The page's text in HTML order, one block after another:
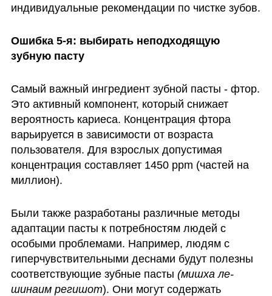
индивидуальные рекомендации по чистке зубов.
Ошибка 5-я: выбирать неподходящую
зубную пасту
Самый важный ингредиент зубной пасты - фтор.
Это активный компонент, который снижает
вероятность кариеса. Концентрация фтора
варьируется в зависимости от возраста
пользователя. Для взрослых допустимая
концентрация составляет 1450 ppm (частей на
миллион).
Были также разработаны различные методы
адаптации пасты к потребностям людей с
особыми проблемами. Например, людям с
гиперчувствительными деснами будут полезны
соответствующие зубные пасты (мишха ле-
шинаим регишот). Они могут содержать